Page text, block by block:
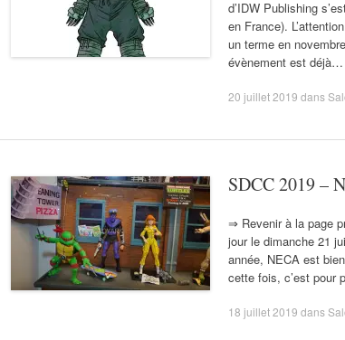
d’IDW Publishing
en France).
un terme en
évènement est déjà…
20 juillet 2019 dans
SDCC 2019 –
⇒ Revenir à la page
jour le dimanche 21
année, NECA est
cette fois, c’est pour
18 juillet 2019 dans